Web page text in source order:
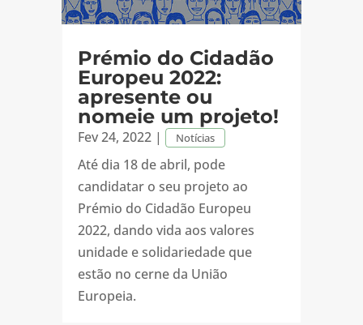
Prémio do Cidadão
Europeu 2022:
apresente ou
nomeie um projeto!
Fev 24, 2022| Notícias
Até dia 18 de abril, pode
candidatar o seu projeto ao
Prémio do Cidadão Europeu
2022, dando vida aos valores
unidade e solidariedade que
estão no cerne da União
Europeia.